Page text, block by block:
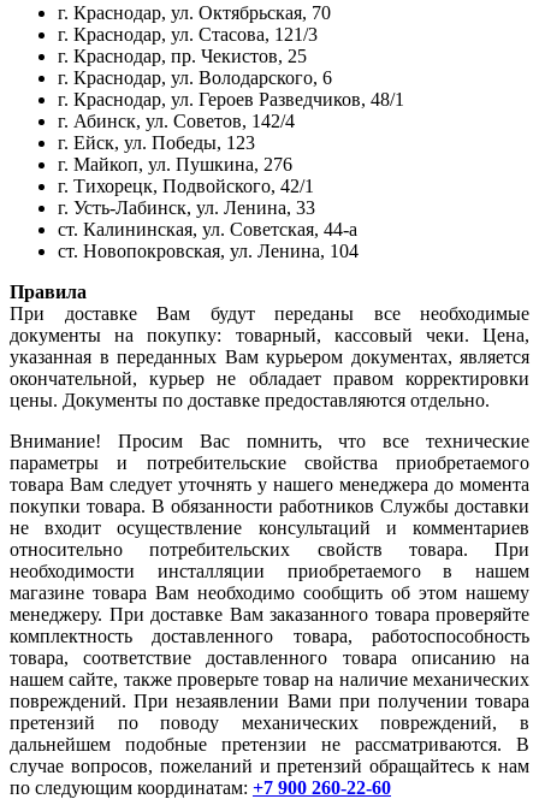
г. Краснодар, ул. Октябрьская, 70
г. Краснодар, ул. Стасова, 121/3
г. Краснодар, пр. Чекистов, 25
г. Краснодар, ул. Володарского, 6
г. Краснодар, ул. Героев Разведчиков, 48/1
г. Абинск, ул. Советов, 142/4
г. Ейск, ул. Победы, 123
г. Майкоп, ул. Пушкина, 276
г. Тихорецк, Подвойского, 42/1
г. Усть-Лабинск, ул. Ленина, 33
ст. Калининская, ул. Советская, 44-а
ст. Новопокровская, ул. Ленина, 104
Правила
При доставке Вам будут переданы все необходимые
документы на покупку: товарный, кассовый чеки. Цена,
указанная в переданных Вам курьером документах, является
окончательной, курьер не обладает правом корректировки
цены. Документы по доставке предоставляются отдельно.
Внимание! Просим Вас помнить, что все технические
параметры и потребительские свойства приобретаемого
товара Вам следует уточнять у нашего менеджера до момента
покупки товара. В обязанности работников Службы доставки
не входит осуществление консультаций и комментариев
относительно потребительских свойств товара. При
необходимости инсталляции приобретаемого в нашем
магазине товара Вам необходимо сообщить об этом нашему
менеджеру. При доставке Вам заказанного товара проверяйте
комплектность доставленного товара, работоспособность
товара, соответствие доставленного товара описанию на
нашем сайте, также проверьте товар на наличие механических
повреждений. При незаявлении Вами при получении товара
претензий по поводу механических повреждений, в
дальнейшем подобные претензии не рассматриваются. В
случае вопросов, пожеланий и претензий обращайтесь к нам
по следующим координатам: +7 900 260-22-60